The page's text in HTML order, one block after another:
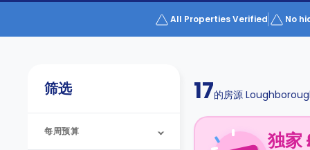
All Properties Verified No
筛选
每周预算
17的房源
独家